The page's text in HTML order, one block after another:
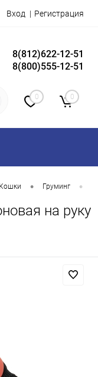
Вход Регистрация
8(812)622-12-51
8(800)555-12-51
0 0
Кошки • Груминг •
на руку